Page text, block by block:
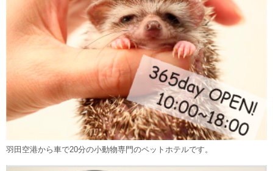
羽田空港から車で20分の小動物専門のペットホテルです。